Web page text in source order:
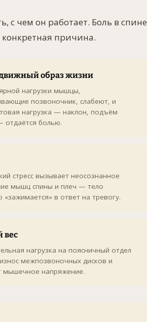
с чем он работает. Боль в спине
конкретная причина.
образ жизни
нагрузки мышцы,
позвоночник, слабеют, и
нагрузка — наклон, подъём
отдаётся болью.
стресс вызывает неосознанное
мышц спины и плеч — тело
«зажимается» в ответ на тревогу.
нагрузка на поясничный отдел
межпозвоночных дисков и
мышечное напряжение.